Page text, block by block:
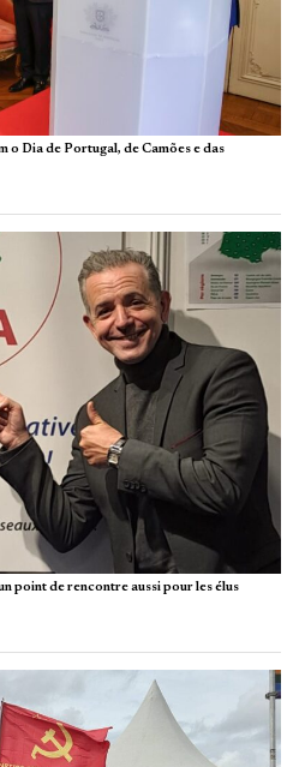
o Dia de Portugal, de Camões e das
point de rencontre aussi pour les élus